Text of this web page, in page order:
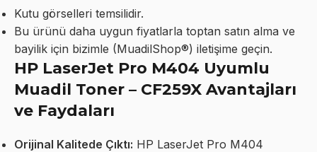
Kutu görselleri temsilidir.
Bu ürünü daha uygun fiyatlarla toptan satın alma ve
bayilik için bizimle (MuadilShop®) iletişime geçin.
HP LaserJet Pro M404 Uyumlu
Muadil Toner – CF259X Avantajları
ve Faydaları
Orijinal Kalitede Çıktı: HP LaserJet Pro M404